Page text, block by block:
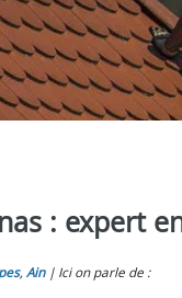
: expert
, Ain Ici on parle de :